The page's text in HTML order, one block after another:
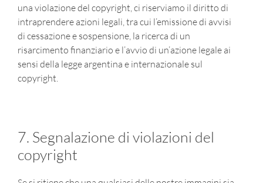
una violazione del copyright, ci riserviamo il diritto di
intraprendere azioni legali, tra cui l’emissione di avvisi
di cessazione e sospensione, la ricerca di un
risarcimento finanziario e l’avvio di un’azione legale ai
sensi della legge argentina e internazionale sul
copyright.
7. Segnalazione di violazioni del
copyright